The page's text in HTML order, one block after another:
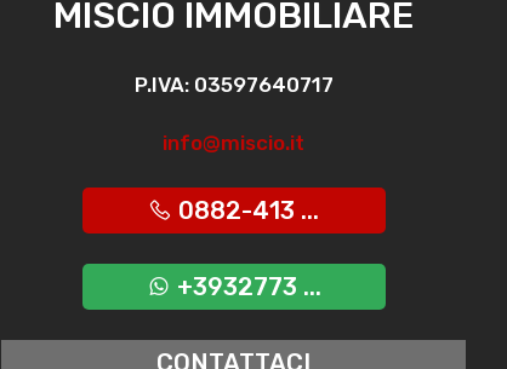
MISCIO IMMOBILIARE
P.IVA: 03597640717
info@miscio.it
0882-413 ...
+3932773 ...
CONTATTACI